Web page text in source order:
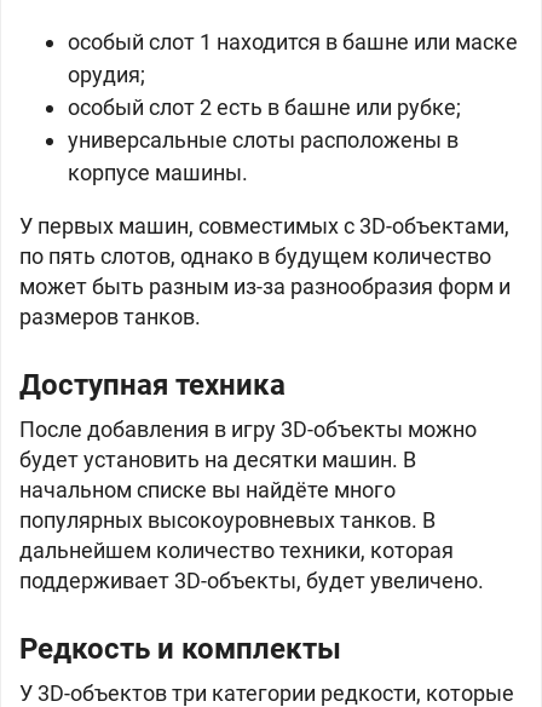
особый слот 1 находится в башне или маске
орудия;
особый слот 2 есть в башне или рубке;
универсальные слоты расположены в
корпусе машины.
У первых машин, совместимых с 3D-объектами,
по пять слотов, однако в будущем количество
может быть разным из-за разнообразия форм и
размеров танков.
Доступная техника
После добавления в игру 3D-объекты можно
будет установить на десятки машин. В
начальном списке вы найдёте много
популярных высокоуровневых танков. В
дальнейшем количество техники, которая
поддерживает 3D-объекты, будет увеличено.
Редкость и комплекты
У 3D-объектов три категории редкости, которые